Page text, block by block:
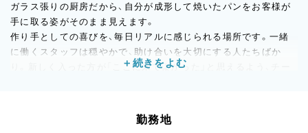
ガラス張りの厨房だから、自分が成形して焼いたパンをお客様が
手に取る姿がそのまま見えます。
作り手としての喜びを、毎日リアルに感じられる場所です。一緒
に働くスタッフは穏やかで、助け合いを大切にする人たちばか
り。新しく入った方が「ここに来てよかった」と思えるよう、チー
て働ける場所」を探している方。
ぜひ一度、お気軽にご応募ください。スタッフ一同、お会いできる
勤務地